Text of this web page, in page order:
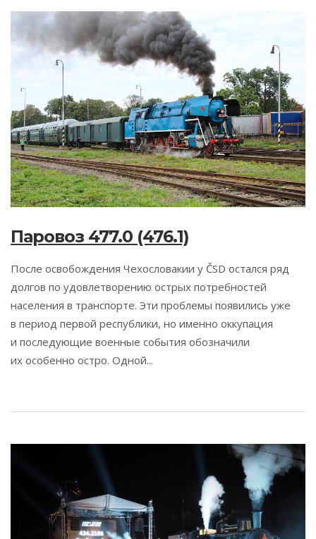
Паровоз 477.0 (476.1)
После освобождения Чехословакии у ČSD остался ряд
долгов по удовлетворению острых потребностей
населения в транспорте. Эти проблемы появились уже
в период первой республики, но именно оккупация
и последующие военные события обозначили
их особенно остро. Одной...